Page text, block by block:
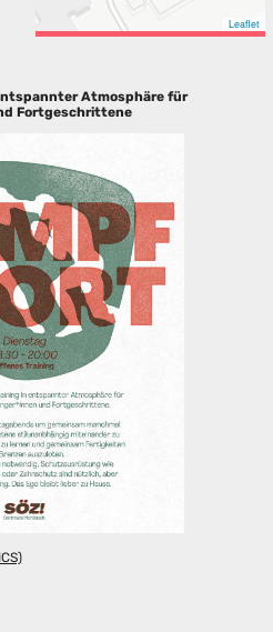
Leaflet
Atmosphäre für
Fortgeschrittene